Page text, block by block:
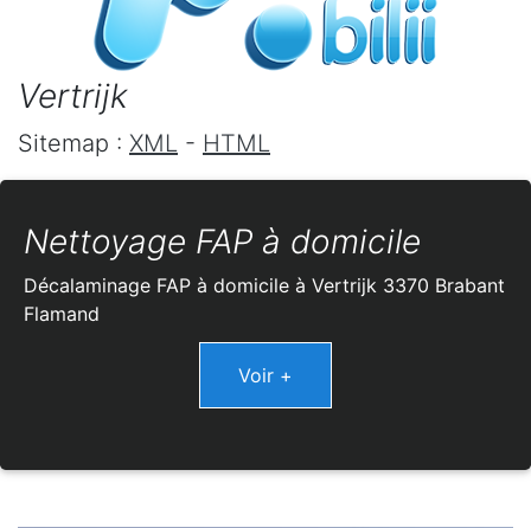
Vertrijk
Sitemap : XML - HTML
Nettoyage FAP à domicile
Décalaminage FAP à domicile à Vertrijk 3370 Brabant
Flamand
Voir +